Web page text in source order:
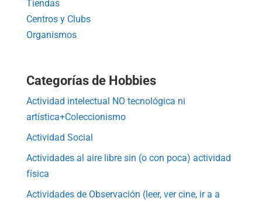
Tiendas
Centros y Clubs
Organismos
Categorías de Hobbies
Actividad intelectual NO tecnológica ni
artística+Coleccionismo
Actividad Social
Actividades al aire libre sin (o con poca) actividad
física
Actividades de Observación (leer, ver cine, ir a a